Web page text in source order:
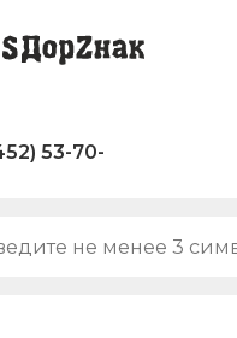
53-70-
заказ
и временные
на щитах